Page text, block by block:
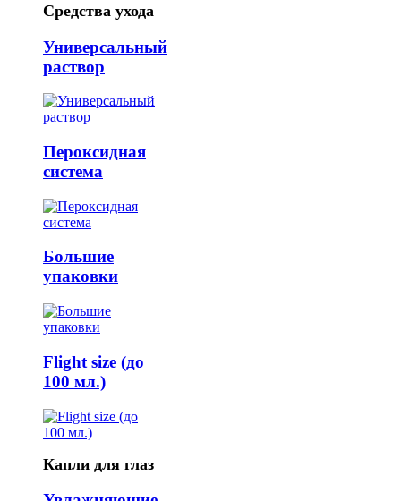
Средства ухода
Универсальный
раствор
Пероксидная
система
Большие
упаковки
Flight size (до
100 мл.)
Капли для глаз